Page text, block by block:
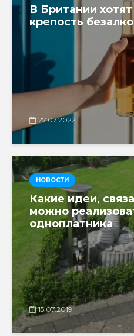
В Британии
крепость
27.07.2022
НОВОСТИ
Какие идеи,
можно
одноплатника
15.07.2019